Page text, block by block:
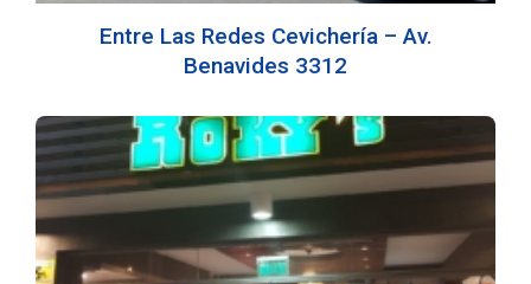
Entre Las Redes Cevichería – Av.
Benavides 3312